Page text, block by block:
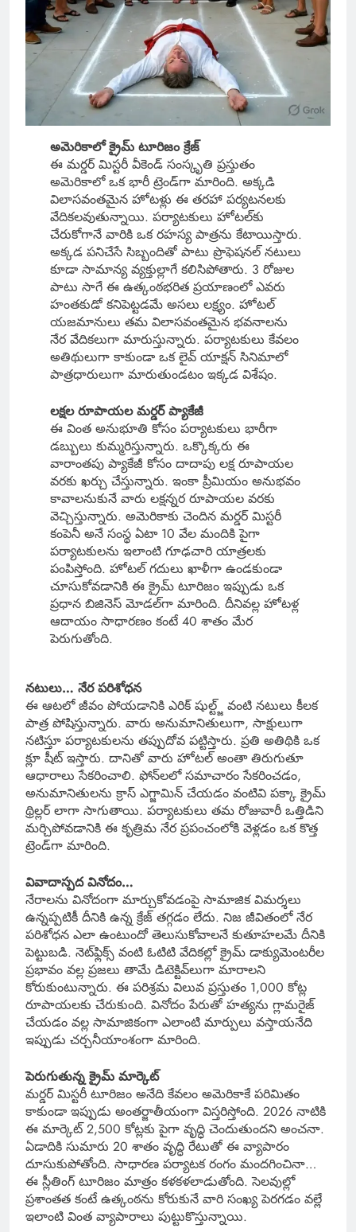
అమెరికాలో క్రైమ్ టూరిజం క్రేజ్
ఈ మర్డర్ మిస్టరీ వీకెండ్ సంస్కృతి ప్రస్తుతం
అమెరికాలో ఒక భారీ ట్రెండ్‌గా మారింది. అక్కడి
విలాసవంతమైన హోటళ్లు ఈ తరహా పర్యటనలకు
వేదికలవుతున్నాయి. పర్యాటకులు హోటల్‌కు
చేరుకోగానే వారికి ఒక రహస్య పాత్రను కేటాయిస్తారు.
అక్కడ పనిచేసే సిబ్బందితో పాటు ప్రొఫెషనల్ నటులు
కూడా సామాన్య వ్యక్తుల్లాగే కలిసిపోతారు. 3 రోజుల
పాటు సాగే ఈ ఉత్కంఠభరిత ప్రయాణంలో ఎవరు
హంతకుడో కనిపెట్టడమే అసలు లక్ష్యం. హోటల్
యజమానులు తమ విలాసవంతమైన భవనాలను
నేర వేదికలుగా మారుస్తున్నారు. పర్యాటకులు కేవలం
అతిథులుగా కాకుండా ఒక లైవ్ యాక్షన్ సినిమాలో
పాత్రధారులుగా మారుతుండటం ఇక్కడ విశేషం.
లక్షల రూపాయల మర్డర్ ప్యాకేజీ
ఈ వింత అనుభూతి కోసం పర్యాటకులు భారీగా
డబ్బులు కుమ్మరిస్తున్నారు. ఒక్కొక్కరు ఈ
వారాంతపు ప్యాకేజీ కోసం దాదాపు లక్ష రూపాయల
వరకు ఖర్చు చేస్తున్నారు. ఇంకా ప్రీమియం అనుభవం
కావాలనుకునే వారు లక్షన్నర రూపాయల వరకు
వెచ్చిస్తున్నారు. అమెరికాకు చెందిన మర్డర్ మిస్టరీ
కంపెనీ అనే సంస్థ ఏటా 10 వేల మందికి పైగా
పర్యాటకులను ఇలాంటి గూఢచారి యాత్రలకు
పంపిస్తోంది. హోటల్ గదులు ఖాళీగా ఉండకుండా
చూసుకోవడానికి ఈ క్రైమ్ టూరిజం ఇప్పుడు ఒక
ప్రధాన బిజినెస్ మోడల్‌గా మారింది. దీనివల్ల హోటళ్ల
ఆదాయం సాధారణం కంటే 40 శాతం మేర
పెరుగుతోంది.
నటులు… నేర పరిశోధన
ఈ ఆటలో జీవం పోయడానికి ఎరిక్ షుల్ట్జ్ వంటి నటులు కీలక
పాత్ర పోషిస్తున్నారు. వారు అనుమానితులుగా, సాక్షులుగా
నటిస్తూ పర్యాటకులను తప్పుదోవ పట్టిస్తారు. ప్రతి అతిథికి ఒక
క్లూ షీట్ ఇస్తారు. దానితో వారు హోటల్ అంతా తిరుగుతూ
ఆధారాలు సేకరించాలి. ఫోన్‌లలో సమాచారం సేకరించడం,
అనుమానితులను క్రాస్ ఎగ్జామిన్ చేయడం వంటివి పక్కా క్రైమ్
థ్రిల్లర్ లాగా సాగుతాయి. పర్యాటకులు తమ రోజువారీ ఒత్తిడిని
మర్చిపోవడానికి ఈ కృత్రిమ నేర ప్రపంచంలోకి వెళ్లడం ఒక కొత్త
ట్రెండ్‌గా మారింది.
వివాదాస్పద వినోదం…
నేరాలను వినోదంగా మార్చుకోవడంపై సామాజిక విమర్శలు
ఉన్నప్పటికీ దీనికి ఉన్న క్రేజ్ తగ్గడం లేదు. నిజ జీవితంలో నేర
పరిశోధన ఎలా ఉంటుందో తెలుసుకోవాలనే కుతూహలమే దీనికి
పెట్టుబడి. నెట్‌ఫ్లిక్స్ వంటి ఓటిటి వేదికల్లో క్రైమ్ డాక్యుమెంటరీల
ప్రభావం వల్ల ప్రజలు తామే డిటెక్టివ్‌లుగా మారాలని
కోరుకుంటున్నారు. ఈ పరిశ్రమ విలువ ప్రస్తుతం 1,000 కోట్ల
రూపాయలకు చేరుకుంది. వినోదం పేరుతో హత్యను గ్లామరైజ్
చేయడం వల్ల సామాజికంగా ఎలాంటి మార్పులు వస్తాయనేది
ఇప్పుడు చర్చనీయాంశంగా మారింది.
పెరుగుతున్న క్రైమ్ మార్కెట్
మర్డర్ మిస్టరీ టూరిజం అనేది కేవలం అమెరికాకే పరిమితం
కాకుండా ఇప్పుడు అంతర్జాతీయంగా విస్తరిస్తోంది. 2026 నాటికి
ఈ మార్కెట్ 2,500 కోట్లకు పైగా వృద్ధి చెందుతుందని అంచనా.
ఏడాదికి సుమారు 20 శాతం వృద్ధి రేటుతో ఈ వ్యాపారం
దూసుకుపోతోంది. సాధారణ పర్యాటక రంగం మందగించినా…
ఈ స్లీతింగ్ టూరిజం మాత్రం కళకళలాడుతోంది. సెలవుల్లో
ప్రశాంతత కంటే ఉత్కంఠను కోరుకునే వారి సంఖ్య పెరగడం వల్లే
ఇలాంటి వింత వ్యాపారాలు పుట్టుకొస్తున్నాయి.